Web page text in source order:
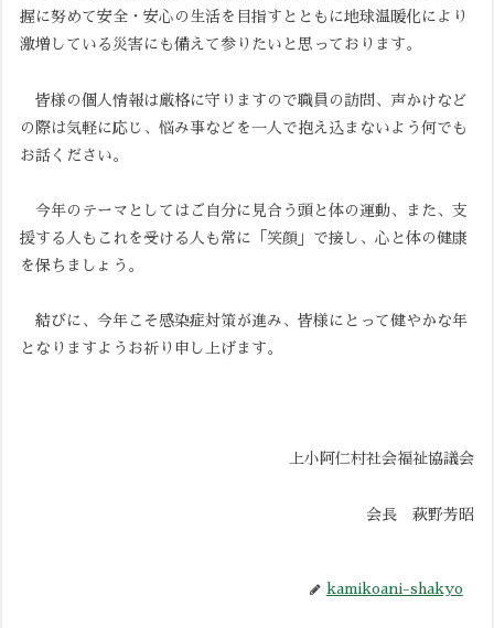
握に努めて安全・安心の生活を目指すとともに地球温暖化により
激増している災害にも備えて参りたいと思っております。
皆様の個人情報は厳格に守りますので職員の訪問、声かけなど
の際は気軽に応じ、悩み事などを一人で抱え込まないよう何でも
お話ください。
今年のテーマとしてはご自分に見合う頭と体の運動、また、支
援する人もこれを受ける人も常に「笑顔」で接し、心と体の健康
を保ちましょう。
結びに、今年こそ感染症対策が進み、皆様にとって健やかな年
となりますようお祈り申し上げます。
上小阿仁村社会福祉協議会
会長 萩野芳昭
kamikoani-shakyo